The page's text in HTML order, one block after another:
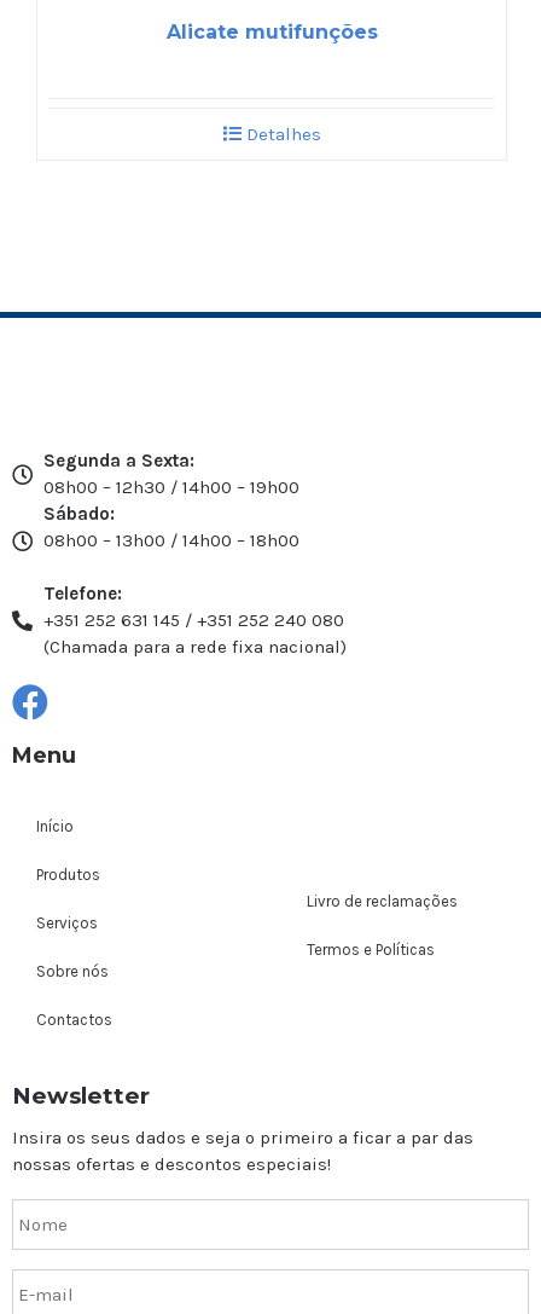
Alicate mutifunções
Detalhes
Segunda a Sexta:
08h00 – 12h30 / 14h00 – 19h00
Sábado:
08h00 – 13h00 / 14h00 – 18h00
Telefone:
+351 252 631 145 / +351 252 240 080
(Chamada para a rede fixa nacional)
Menu
Início
Produtos
Serviços
Sobre nós
Contactos
Livro de reclamações
Termos e Políticas
Newsletter
Insira os seus dados e seja o primeiro a ficar a par das
nossas ofertas e descontos especiais!